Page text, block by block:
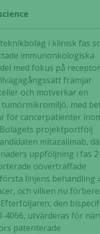
i klinisk fas
immunonkologiska
med fokus på
främjar
och motverkar en
med
för cancerpatienter
projektportfölj
mitazalimab,
uppföljning i fas
oöverträffade
linjens behandling
och vilken nu
den
4066, utvärderas för
patenterade